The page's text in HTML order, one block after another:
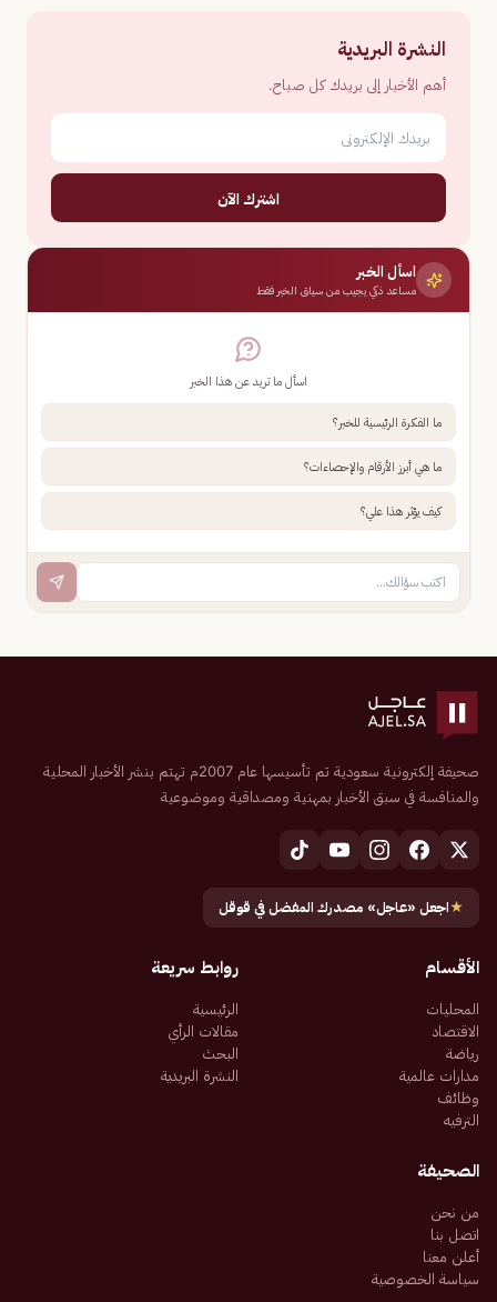
النشرة البريدية
أهم الأخبار إلى بريدك كل صباح.
اشترك الآن
اسأل الخبر
مساعد ذكي يجيب من سياق الخبر فقط
اسأل ما تريد عن هذا الخبر
ما الفكرة الرئيسية للخبر؟
ما هي أبرز الأرقام والإحصاءات؟
كيف يؤثر هذا علي؟
صحيفة إلكترونية سعودية تم تأسيسها عام 2007م تهتم بنشر الأخبار المحلية
والمنافسة في سبق الأخبار بمهنية ومصداقية وموضوعية
★اجعل «عاجل» مصدرك المفضل في قوقل
الأقسام
المحليات
الاقتصاد
رياضة
مدارات عالمية
وظائف
الترفيه
روابط سريعة
الرئيسية
مقالات الرأي
البحث
النشرة البريدية
الصحيفة
من نحن
اتصل بنا
أعلن معنا
سياسة الخصوصية